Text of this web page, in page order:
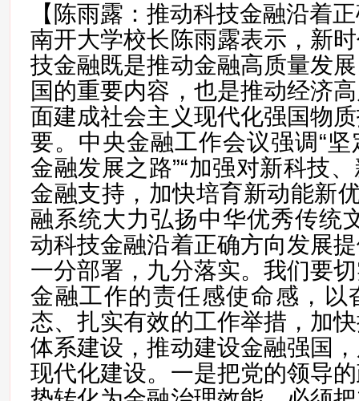
【陈雨露：推动科技金融沿着
南开大学校长陈雨露表示，新
技金融既是推动金融高质量发
国的重要内容，也是推动经济
面建成社会主义现代化强国物
要。中央金融工作会议强调“
金融发展之路”“加强对新科技
金融支持，加快培育新动能新
融系统大力弘扬中华优秀传统
动科技金融沿着正确方向发展
一分部署，九分落实。我们要
金融工作的责任感使命感，以
态、扎实有效的工作举措，加
体系建设，推动建设金融强国
现代化建设。一是把党的领导